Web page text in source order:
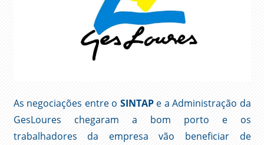
As negociações entre o SINTAPe a Administração da
GesLoures chegaram a bom porto e os
trabalhadores da empresa vão beneficiar de